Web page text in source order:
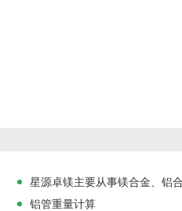
铝管重量计算